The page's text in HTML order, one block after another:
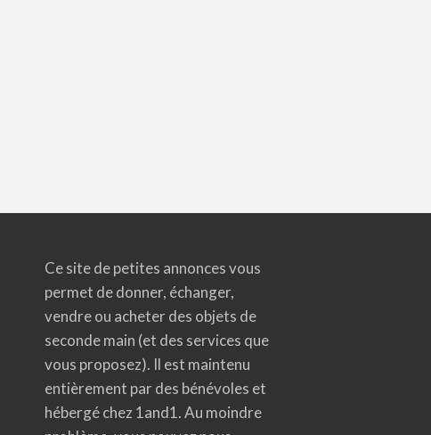
Ce site de petites annonces vous
permet de donner, échanger,
vendre ou acheter des objets de
seconde main (et des services que
vous proposez). Il est maintenu
entièrement par des bénévoles et
hébergé chez 1and1. Au moindre